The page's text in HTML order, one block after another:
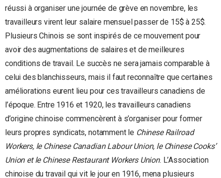
réussi à organiser une journée de grève en novembre, les
travailleurs virent leur salaire mensuel passer de 15$ à 25$.
Plusieurs Chinois se sont inspirés de ce mouvement pour
avoir des augmentations de salaires et de meilleures
conditions de travail. Le succès ne sera jamais comparable à
celui des blanchisseurs, mais il faut reconnaître que certaines
améliorations eurent lieu pour ces travailleurs canadiens de
l’époque. Entre 1916 et 1920, les travailleurs canadiens
d’origine chinoise commencèrent à s’organiser pour former
leurs propres syndicats, notamment le Chinese Railroad
Workers, le Chinese Canadian Labour Union, le Chinese Cooks’
Union et le Chinese Restaurant Workers Union. L’Association
chinoise du travail qui vit le jour en 1916, mena plusieurs